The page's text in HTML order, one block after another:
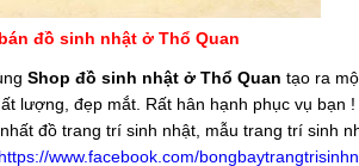
đồ sinh nhật ở Thổ Quan
Shop đồ sinh nhật ở Thổ Quan tạo ra
lượng, đẹp mắt. Rất hân hạnh phục vụ bạn
đồ trang trí sinh nhật, mẫu trang trí sinh
www.facebook.com/